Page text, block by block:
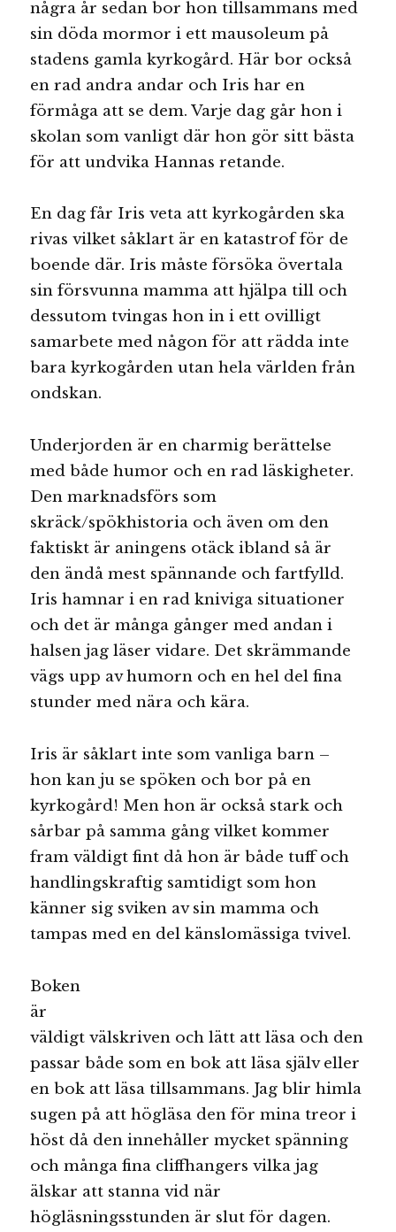
några år sedan bor hon tillsammans med
sin döda mormor i ett mausoleum på
stadens gamla kyrkogård. Här bor också
en rad andra andar och Iris har en
förmåga att se dem. Varje dag går hon i
skolan som vanligt där hon gör sitt bästa
för att undvika Hannas retande.
En dag får Iris veta att kyrkogården ska
rivas vilket såklart är en katastrof för de
boende där. Iris måste försöka övertala
sin försvunna mamma att hjälpa till och
dessutom tvingas hon in i ett ovilligt
samarbete med någon för att rädda inte
bara kyrkogården utan hela världen från
ondskan.
Underjorden är en charmig berättelse
med både humor och en rad läskigheter.
Den marknadsförs som
skräck/spökhistoria och även om den
faktiskt är aningens otäck ibland så är
den ändå mest spännande och fartfylld.
Iris hamnar i en rad kniviga situationer
och det är många gånger med andan i
halsen jag läser vidare. Det skrämmande
vägs upp av humorn och en hel del fina
stunder med nära och kära.
Iris är såklart inte som vanliga barn –
hon kan ju se spöken och bor på en
kyrkogård! Men hon är också stark och
sårbar på samma gång vilket kommer
fram väldigt fint då hon är både tuff och
handlingskraftig samtidigt som hon
känner sig sviken av sin mamma och
tampas med en del känslomässiga tvivel.
Boken
är
väldigt välskriven och lätt att läsa och den
passar både som en bok att läsa själv eller
en bok att läsa tillsammans. Jag blir himla
sugen på att högläsa den för mina treor i
höst då den innehåller mycket spänning
och många fina cliffhangers vilka jag
älskar att stanna vid när
högläsningsstunden är slut för dagen.